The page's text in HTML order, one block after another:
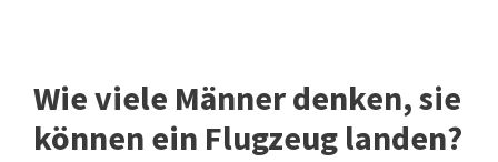
Wie viele Männer denken, sie
können ein Flugzeug landen?